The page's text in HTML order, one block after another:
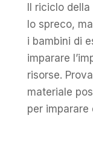
Il riciclo
lo spreco,
i bambini di
imparare
risorse.
materiale
per imparare